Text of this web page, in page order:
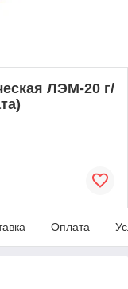
ЛЭМ-20 г/
Оплата